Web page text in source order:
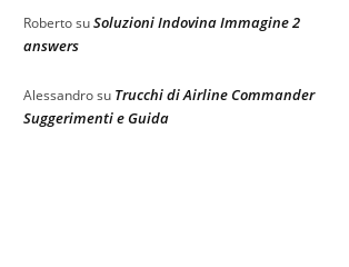
RobertosuSoluzioni Indovina Immagine 2
answers
Alessandrosu Trucchi di Airline Commander
Suggerimenti e Guida